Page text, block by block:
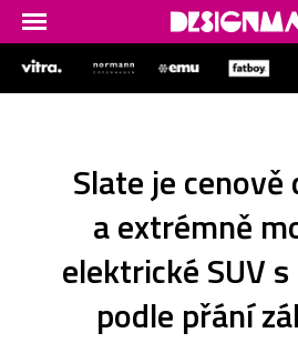
Slate je
a extrémně
elektrické SUV
podle přání